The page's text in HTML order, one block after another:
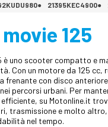
21395KEC4900●
125
è uno scooter compatto e
Con un motore da 125 cc,
frenante con disco
percorsi urbani. Per
efficiente, su Motonline.it
trasmissione e molto
nel tempo.